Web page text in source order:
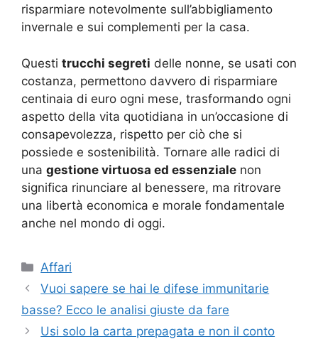
risparmiare notevolmente sull’abbigliamento
invernale e sui complementi per la casa.
Questi trucchi segreti delle nonne, se usati con
costanza, permettono davvero di risparmiare
centinaia di euro ogni mese, trasformando ogni
aspetto della vita quotidiana in un’occasione di
consapevolezza, rispetto per ciò che si
possiede e sostenibilità. Tornare alle radici di
una gestione virtuosa ed essenziale non
significa rinunciare al benessere, ma ritrovare
una libertà economica e morale fondamentale
anche nel mondo di oggi.
Categorie
Affari
Vuoi sapere se hai le difese immunitarie
basse? Ecco le analisi giuste da fare
Usi solo la carta prepagata e non il conto